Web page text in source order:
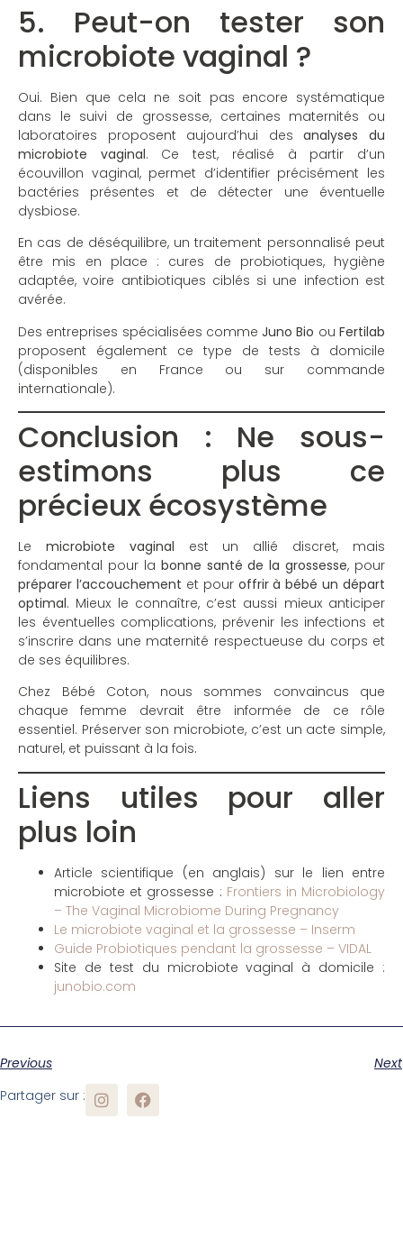
5. Peut-on tester son
microbiote vaginal ?
Oui. Bien que cela ne soit pas encore systématique
dans le suivi de grossesse, certaines maternités ou
laboratoires proposent aujourd’hui desanalyses du
microbiote vaginal. Ce test, réalisé à partir d’un
écouvillon vaginal, permet d’identifier précisément les
bactéries présentes et de détecter une éventuelle
dysbiose.
En cas de déséquilibre, un traitement personnalisé peut
être mis en place : cures de probiotiques, hygiène
adaptée, voire antibiotiques ciblés si une infection est
avérée.
Des entreprises spécialisées commeJuno Bio ouFertilab
proposent également ce type de tests à domicile
(disponibles en France ou sur commande
internationale).
Conclusion : Ne sous-
estimons plus ce
précieux écosystème
Le microbiote vaginal est un allié discret, mais
fondamental pour la bonne santé de la grossesse, pour
préparer l’accouchement et pour offrir à bébé un départ
optimal. Mieux le connaître, c’est aussi mieux anticiper
les éventuelles complications, prévenir les infections et
s’inscrire dans une maternité respectueuse du corps et
de ses équilibres.
Chez Bébé Coton, nous sommes convaincus que
chaque femme devrait être informée de ce rôle
essentiel. Préserver son microbiote, c’est un acte simple,
naturel, et puissant à la fois.
Liens utiles pour aller
plus loin
Article scientifique (en anglais) sur le lien entre
microbiote et grossesse : Frontiers in Microbiology
– The Vaginal Microbiome During Pregnancy
Le microbiote vaginal et la grossesse – Inserm
Guide Probiotiques pendant la grossesse – VIDAL
Site de test du microbiote vaginal à domicile :
junobio.com
Previous
Next
Partager sur :